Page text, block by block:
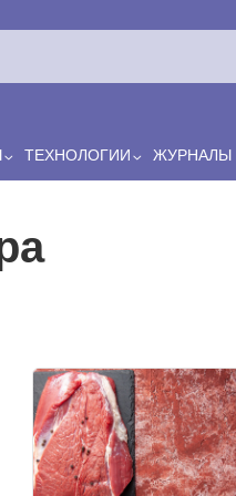
ТЕХНОЛОГИИ ЖУРНАЛЫ